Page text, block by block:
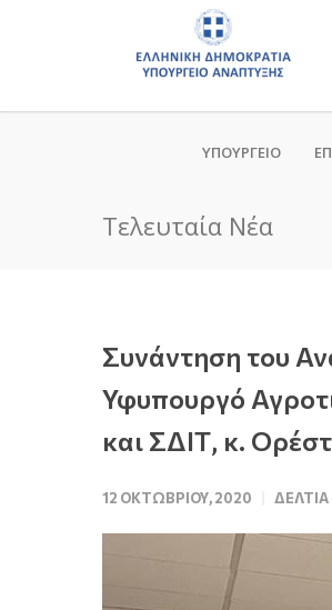
ΥΠΟΥΡΓΕΙΟ
Τελευταία Νέα
Συνάντηση του
Υφυπουργό
και ΣΔΙΤ, κ.
12 ΟΚΤΩΒΡΊΟΥ, 2020